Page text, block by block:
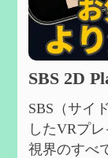
SBS 2D
SBS（サイ
したVRプレ
視界のすべ